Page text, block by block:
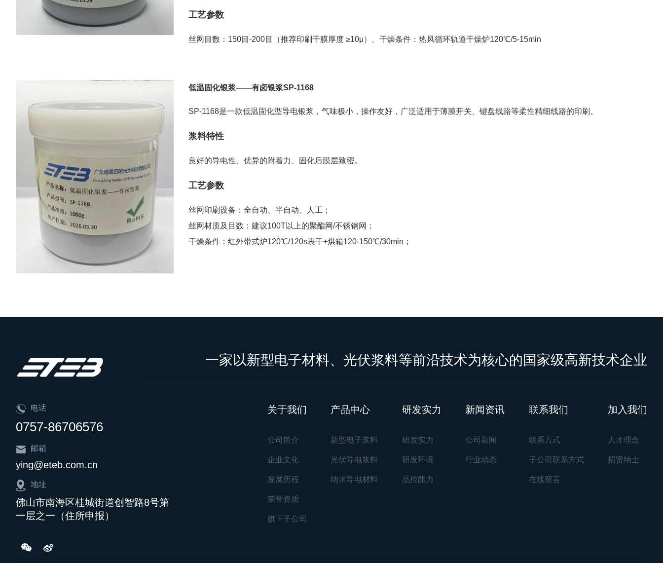
工艺参数
丝网目数：150目-200目（推荐印刷干膜厚度 ≥10μ）、干燥条件：热风循环轨道干燥炉120℃/5-15min
低温固化银浆——有卤银浆SP-1168
SP-1168是一款低温固化型导电银浆，气味极小，操作友好，广泛适用于薄膜开关、键盘线路等柔性精细线路的印刷。
浆料特性
良好的导电性、优异的附着力、固化后膜层致密。
工艺参数
丝网印刷设备：全自动、半自动、人工；
丝网材质及目数：建议100T以上的聚酯网/不锈钢网；
干燥条件：红外带式炉120℃/120s表干+烘箱120-150℃/30min；
一家以新型电子材料、光伏浆料等前沿技术为核心的国家级高新技术企业
电话
0757-86706576
邮箱
ying@eteb.com.cn
地址
佛山市南海区桂城街道创智路8号第
一层之一（住所申报）
关于我们
公司简介
企业文化
发展历程
荣誉资质
旗下子公司
产品中心
新型电子浆料
光伏导电浆料
纳米导电材料
研发实力
研发实力
研发环境
品控能力
新闻资讯
公司新闻
行业动态
联系我们
联系方式
子公司联系方式
在线留言
加入我们
人才理念
招贤纳士